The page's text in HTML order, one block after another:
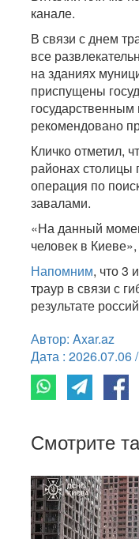
канале.
В связи с днем
все
на зданиях
приспущены
рекомендовано
Кличко отметил,
районах столицы
операция по
завалами.
«На данный
человек в
Напомним, что 3
траур в связи с
результате
Автор: Axar.az
Дата : 2026.07.06
Смотрите